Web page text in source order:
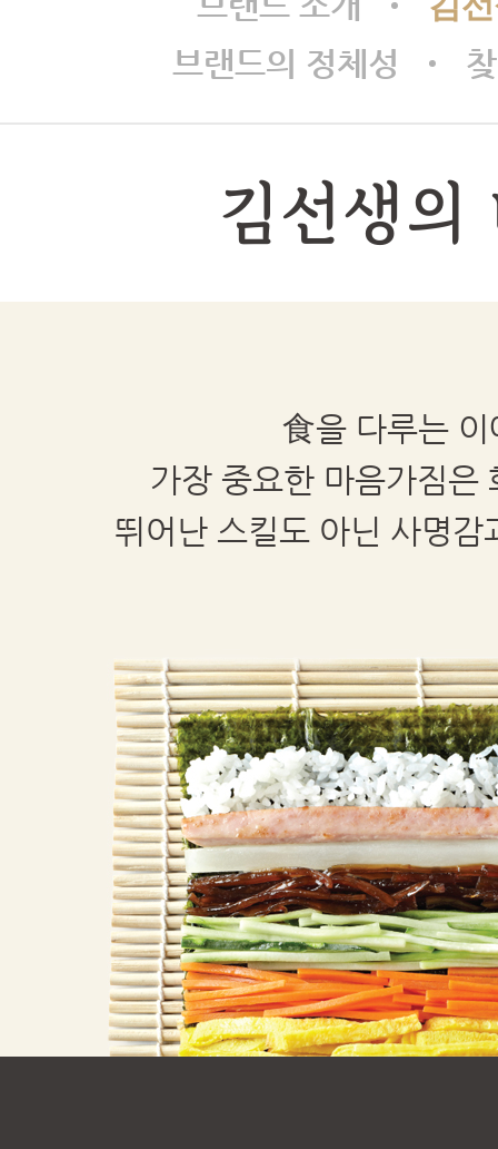
브랜드의 정체성
김선생의
食을 다루는 이
가장 중요한 마음가짐은
뛰어난 스킬도 아닌 사명감